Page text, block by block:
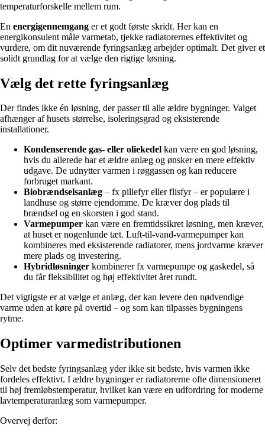
temperaturforskelle mellem rum.
En energigennemgang er et godt første skridt. Her kan en
energikonsulent måle varmetab, tjekke radiatorernes effektivitet og
vurdere, om dit nuværende fyringsanlæg arbejder optimalt. Det giver et
solidt grundlag for at vælge den rigtige løsning.
Vælg det rette fyringsanlæg
Der findes ikke én løsning, der passer til alle ældre bygninger. Valget
afhænger af husets størrelse, isoleringsgrad og eksisterende
installationer.
Kondenserende gas- eller oliekedel kan være en god løsning,
hvis du allerede har et ældre anlæg og ønsker en mere effektiv
udgave. De udnytter varmen i røggassen og kan reducere
forbruget markant.
Biobrændselsanlæg – fx pillefyr eller flisfyr – er populære i
landhuse og større ejendomme. De kræver dog plads til
brændsel og en skorsten i god stand.
Varmepumper kan være en fremtidssikret løsning, men kræver,
at huset er nogenlunde tæt. Luft-til-vand-varmepumper kan
kombineres med eksisterende radiatorer, mens jordvarme kræver
mere plads og investering.
Hybridløsninger kombinerer fx varmepumpe og gaskedel, så
du får fleksibilitet og høj effektivitet året rundt.
Det vigtigste er at vælge et anlæg, der kan levere den nødvendige
varme uden at køre på overtid – og som kan tilpasses bygningens
rytme.
Optimer varmedistributionen
Selv det bedste fyringsanlæg yder ikke sit bedste, hvis varmen ikke
fordeles effektivt. I ældre bygninger er radiatorerne ofte dimensioneret
til høj fremløbstemperatur, hvilket kan være en udfordring for moderne
lavtemperaturanlæg som varmepumper.
Overvej derfor: